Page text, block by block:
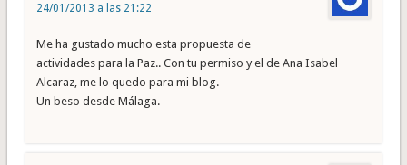
24/01/2013 a las 21:22
Me ha gustado mucho esta propuesta de
actividades para la Paz.. Con tu permiso y el de Ana Isabel
Alcaraz, me lo quedo para mi blog.
Un beso desde Málaga.